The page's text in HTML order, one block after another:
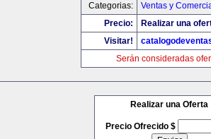
Categorias:
Ventas y
Precio:
Realizar una
Visitar!
Serán consideradas
Realizar una Oferta
Precio Ofrecido $